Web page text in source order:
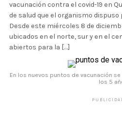
vacunación contra el covid-19 en
de salud que el organismo
Desde este miércoles 8 de
ubicados en el norte, sur y en el
abiertos para la […]
En los nuevos puntos de vacunación
los 5